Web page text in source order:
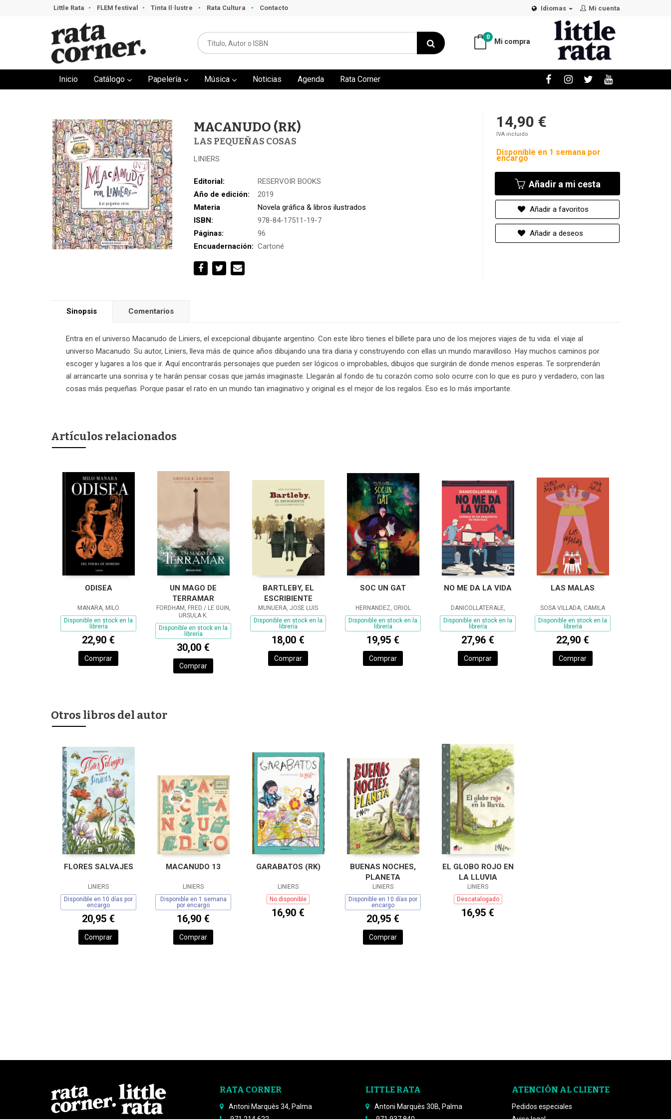
Mi cuenta
Idiomas
Little Rata FLEM festival Tinta Il·lustre Rata Cultura Contacto
Mi compra
0
Inicio Catálogo Papelería Música Noticias Agenda Rata Corner
MACANUDO (RK)
LAS PEQUEÑAS COSAS
LINIERS
Editorial:
RESERVOIR BOOKS
Año de edición:
2019
Materia
Novela gráfica & libros ilustrados
ISBN:
978-84-17511-19-7
Páginas:
96
Encuadernación: Cartoné
14,90 €
IVA incluido
Disponible en 1 semana por
encargo
Añadir a mi cesta
Añadir a favoritos
Añadir a deseos
Sinopsis Comentarios
Entra en el universo Macanudo de Liniers, el excepcional dibujante argentino. Con este libro tienes el billete para uno de los mejores viajes de tu vida: el viaje al
universo Macanudo. Su autor, Liniers, lleva más de quince años dibujando una tira diaria y construyendo con ellas un mundo maravilloso. Hay muchos caminos por
escoger y lugares a los que ir. Aquí encontrarás personajes que pueden ser lógicos o improbables, dibujos que surgirán de donde menos esperas. Te sorprenderán
al arrancarte una sonrisa y te harán pensar cosas que jamás imaginaste. Llegarán al fondo de tu corazón como solo ocurre con lo que es puro y verdadero, con las
cosas más pequeñas. Porque pasar el rato en un mundo tan imaginativo y original es el mejor de los regalos. Eso es lo más importante.
Artículos relacionados
ODISEA
MANARA, MILO
Disponible en stock en la
librería
22,90 €
Comprar
UN MAGO DE
TERRAMAR
FORDHAM, FRED / LE GUIN,
URSULA K.
Disponible en stock en la
librería
30,00 €
Comprar
BARTLEBY, EL
ESCRIBIENTE
MUNUERA, JOSE LUIS
Disponible en stock en la
librería
18,00 €
Comprar
SOC UN GAT
HERNANDEZ, ORIOL
Disponible en stock en la
librería
19,95 €
Comprar
NO ME DA LA VIDA
DANICOLLATERALE,
Disponible en stock en la
librería
27,96 €
Comprar
LAS MALAS
SOSA VILLADA, CAMILA
Disponible en stock en la
librería
22,90 €
Comprar
Otros libros del autor
FLORES SALVAJES
LINIERS
Disponible en 10 días por
encargo
20,95 €
Comprar
MACANUDO 13
LINIERS
Disponible en 1 semana
por encargo
16,90 €
Comprar
GARABATOS (RK)
LINIERS
No disponible
16,90 €
BUENAS NOCHES,
PLANETA
LINIERS
Disponible en 10 días por
encargo
20,95 €
Comprar
EL GLOBO ROJO EN
LA LLUVIA
LINIERS
Descatalogado
16,95 €
RATA CORNER
Antoni Marquès 34, Palma
LITTLE RATA
Antoni Marquès 30B, Palma
ATENCIÓN AL CLIENTE
Pedidos especiales